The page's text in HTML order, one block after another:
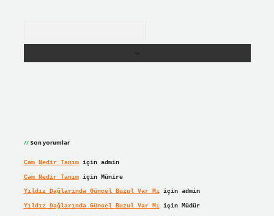
Son yorumlar
Cam Nedir Tanımiçin admin
Cam Nedir Tanımiçin Münire
Yıldız Dağlarında Güncel Buzul Var Mıiçin admin
Yıldız Dağlarında Güncel Buzul Var Mıiçin Müdür